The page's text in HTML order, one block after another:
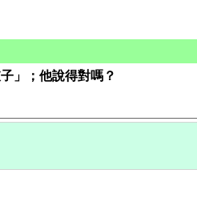
」；他說得對嗎？